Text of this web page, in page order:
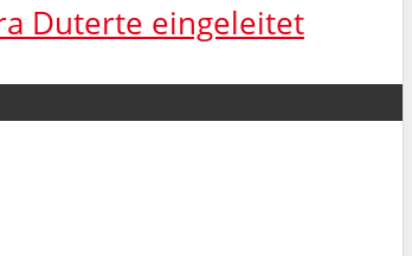
Duterte eingeleitet